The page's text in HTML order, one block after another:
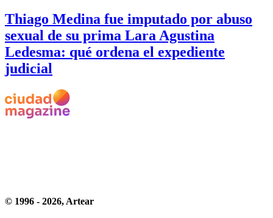
Thiago Medina fue imputado por abuso
sexual de su prima Lara Agustina
Ledesma: qué ordena el expediente
judicial
© 1996 - 2026, Artear